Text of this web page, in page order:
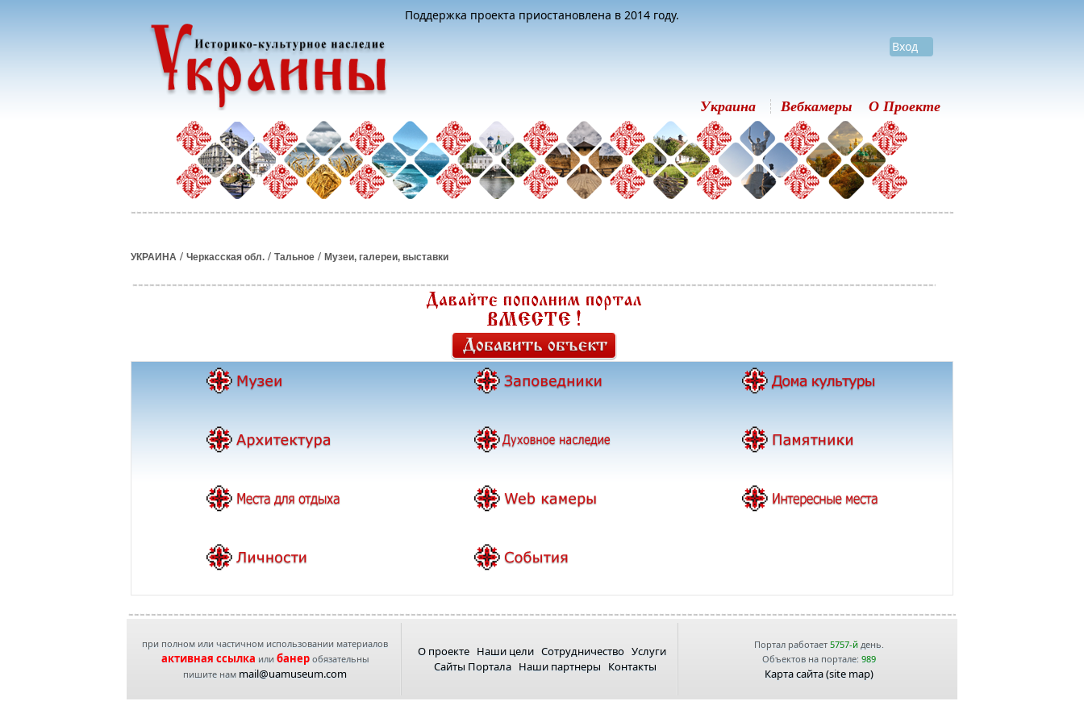
Поддержка проекта приостановлена в 2014 году.
Вход
Украина Вебкамеры О Проекте
УКРАИНА / Черкасская обл. / Тальное / Музеи, галереи, выставки
при полном или частичном использовании материалов
активная ссылка или банеробязательны
пишите нам mail@uamuseum.com
О проекте Наши цели Сотрудничество Услуги
Сайты Портала Наши партнеры Контакты
Портал работает 5757-йдень.
Объектов на портале: 989
Карта сайта (site map)